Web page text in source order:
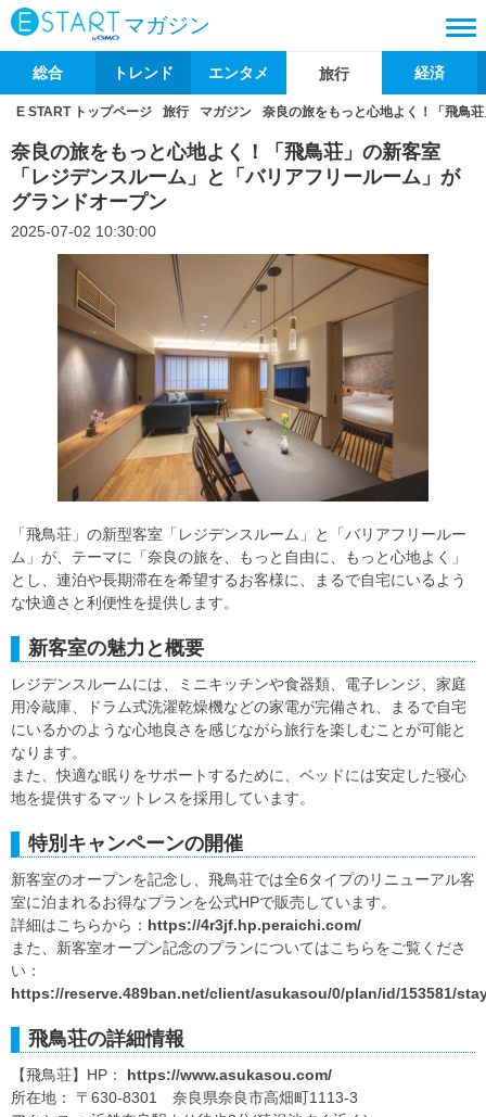
マガジン
総合 トレンド エンタメ 旅行 経済
E START トップページ 旅行 マガジン 奈良の旅をもっと心地よく！「飛鳥
奈良の旅をもっと心地よく！「飛鳥荘」の新客室
「レジデンスルーム」と「バリアフリールーム」が
グランドオープン
2025-07-02 10:30:00
「飛鳥荘」の新型客室「レジデンスルーム」と「バリアフリールー
ム」が、テーマに「奈良の旅を、もっと自由に、もっと心地よく」
とし、連泊や長期滞在を希望するお客様に、まるで自宅にいるよう
な快適さと利便性を提供します。
新客室の魅力と概要
レジデンスルームには、ミニキッチンや食器類、電子レンジ、家庭
用冷蔵庫、ドラム式洗濯乾燥機などの家電が完備され、まるで自宅
にいるかのような心地良さを感じながら旅行を楽しむことが可能と
なります。
また、快適な眠りをサポートするために、ベッドには安定した寝心
地を提供するマットレスを採用しています。
特別キャンペーンの開催
新客室のオープンを記念し、飛鳥荘では全6タイプのリニューアル客
室に泊まれるお得なプランを公式HPで販売しています。
詳細はこちらから： https://4r3jf.hp.peraichi.com/
また、新客室オープン記念のプランについてはこちらをご覧くださ
い：
https://reserve.489ban.net/client/asukasou/0/plan/id/153581/
飛鳥荘の詳細情報
【飛鳥荘】HP： https://www.asukasou.com/
所在地： 〒630-8301 奈良県奈良市高畑町1113-3